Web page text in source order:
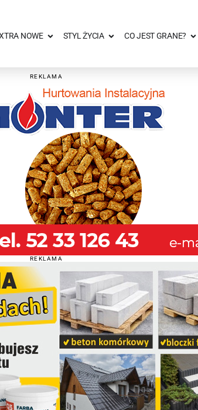
NOWE STYL ŻYCIA CO JEST GRANE?
REKLAMA
REKLAMA